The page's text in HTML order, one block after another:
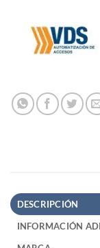
DESCRIPCIÓN
INFORMACIÓN